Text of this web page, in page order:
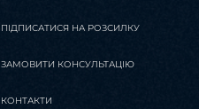
ПІДПИСАТИСЯ НА РОЗСИЛКУ
ЗАМОВИТИ КОНСУЛЬТАЦІЮ
КОНТАКТИ